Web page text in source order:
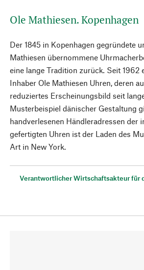
Ole Mathiesen. Kopenhagen
Der 1845 in Kopenhagen gegründete
Mathiesen übernommene
eine lange Tradition zurück. Seit 1962
Inhaber Ole Mathiesen Uhren, deren
reduziertes Erscheinungsbild seit
Musterbeispiel dänischer Gestaltung
handverlesenen Händleradressen der
gefertigten Uhren ist der Laden des
Art in New York.
Verantwortlicher Wirtschaftsakteur für